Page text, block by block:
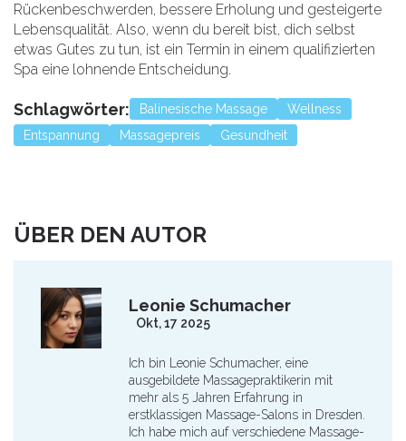
Rückenbeschwerden, bessere Erholung und gesteigerte
Lebensqualität. Also, wenn du bereit bist, dich selbst
etwas Gutes zu tun, ist ein Termin in einem qualifizierten
Spa eine lohnende Entscheidung.
Schlagwörter: Balinesische Massage
Wellness
Entspannung
Massagepreis Gesundheit
ÜBER DEN AUTOR
Leonie Schumacher
Okt, 17 2025
Ich bin Leonie Schumacher, eine
ausgebildete Massagepraktikerin mit
mehr als 5 Jahren Erfahrung in
erstklassigen Massage-Salons in Dresden.
Ich habe mich auf verschiedene Massage-